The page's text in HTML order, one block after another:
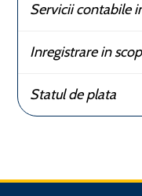
Servicii contabile
Inregistrare in
Statul de plata